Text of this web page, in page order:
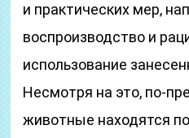
и практических мер,
воспроизводство и
использование
Несмотря на это, по-
животные находятся